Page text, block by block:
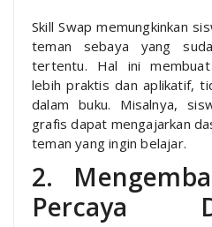
Skill Swap memungkinkan
teman sebaya yang
tertentu. Hal ini
lebih praktis dan aplikatif,
dalam buku. Misalnya,
grafis dapat mengajarkan
teman yang ingin belajar.
2.
Percaya